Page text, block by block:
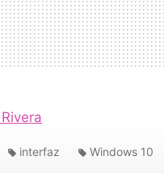
interfaz Windows 10